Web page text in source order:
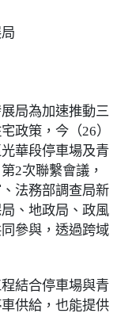
局為加速推動三
政策，今（26）
華段停車場及青
2次聯繫會議，
法務部調查局新
、地政局、政風
參與，透過跨域
結合停車場與青
供給，也能提供